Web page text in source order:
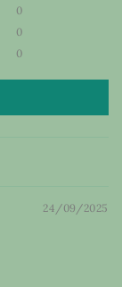
0
0
0
24/09/2025